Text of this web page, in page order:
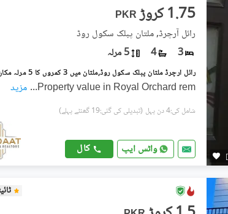
PKR 1.75 کروڑ
رائل آرچرڈ, ملتان پبلک سکول روڈ
3
4 5 مرلہ
Property value in Royal Orchard rem
... مزید
شامل کی:4 دن پہل (تبدیلی کی گئی:19 گھنٹے پہلے)
واٹس ایپ کال